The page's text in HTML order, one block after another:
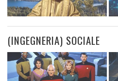
(INGEGNERIA) SOCIALE